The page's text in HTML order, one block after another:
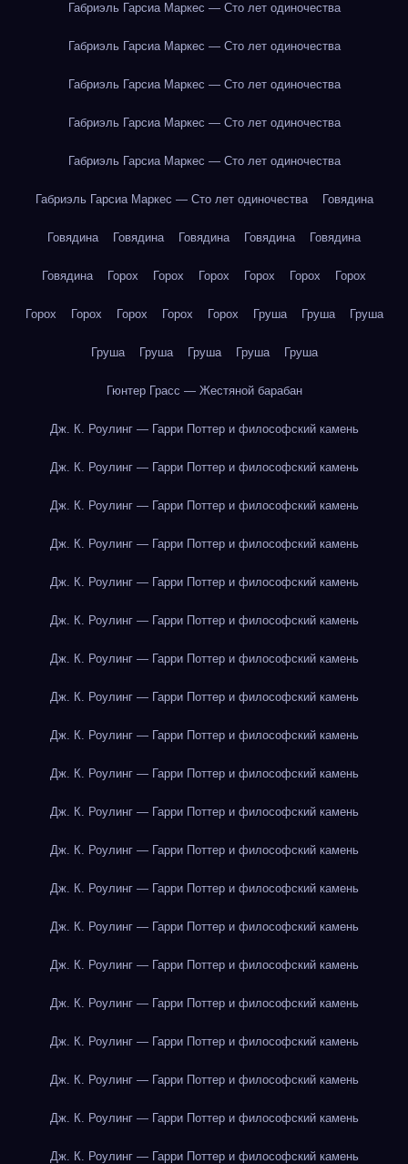
Габриэль Гарсиа Маркес — Сто лет одиночества
Габриэль Гарсиа Маркес — Сто лет одиночества
Габриэль Гарсиа Маркес — Сто лет одиночества
Габриэль Гарсиа Маркес — Сто лет одиночества
Габриэль Гарсиа Маркес — Сто лет одиночества
Габриэль Гарсиа Маркес — Сто лет одиночества Говядина
Говядина Говядина Говядина Говядина Говядина
Говядина Горох Горох Горох Горох Горох Горох
Горох Горох Горох Горох Горох Груша Груша Груша
Груша Груша Груша Груша Груша
Гюнтер Грасс — Жестяной барабан
Дж. К. Роулинг — Гарри Поттер и философский камень
Дж. К. Роулинг — Гарри Поттер и философский камень
Дж. К. Роулинг — Гарри Поттер и философский камень
Дж. К. Роулинг — Гарри Поттер и философский камень
Дж. К. Роулинг — Гарри Поттер и философский камень
Дж. К. Роулинг — Гарри Поттер и философский камень
Дж. К. Роулинг — Гарри Поттер и философский камень
Дж. К. Роулинг — Гарри Поттер и философский камень
Дж. К. Роулинг — Гарри Поттер и философский камень
Дж. К. Роулинг — Гарри Поттер и философский камень
Дж. К. Роулинг — Гарри Поттер и философский камень
Дж. К. Роулинг — Гарри Поттер и философский камень
Дж. К. Роулинг — Гарри Поттер и философский камень
Дж. К. Роулинг — Гарри Поттер и философский камень
Дж. К. Роулинг — Гарри Поттер и философский камень
Дж. К. Роулинг — Гарри Поттер и философский камень
Дж. К. Роулинг — Гарри Поттер и философский камень
Дж. К. Роулинг — Гарри Поттер и философский камень
Дж. К. Роулинг — Гарри Поттер и философский камень
Дж. К. Роулинг — Гарри Поттер и философский камень